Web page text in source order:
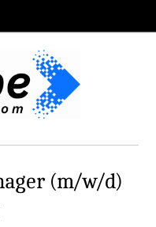
(m/w/d)